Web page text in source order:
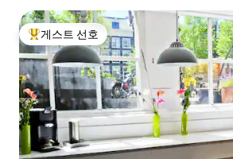
상위 게스트 선호
게스트 선호